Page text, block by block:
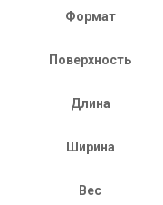
Формат
Поверхность
Длина
Ширина
Вес